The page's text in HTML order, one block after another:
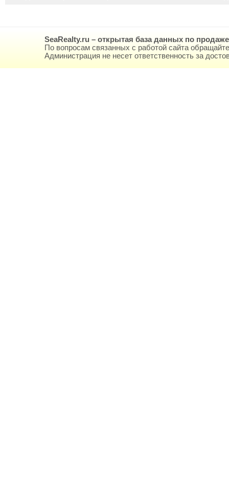
SeaRealty.ru – открытая база данных по
По вопросам связанных с работой сайта
Администрация не несет ответственность за